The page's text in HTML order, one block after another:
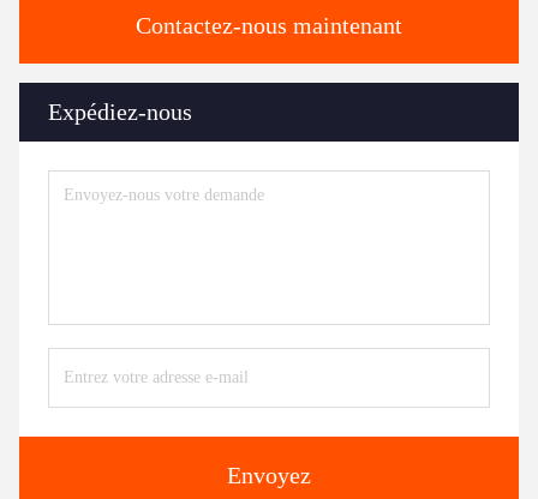
Contactez-nous maintenant
Expédiez-nous
Envoyez